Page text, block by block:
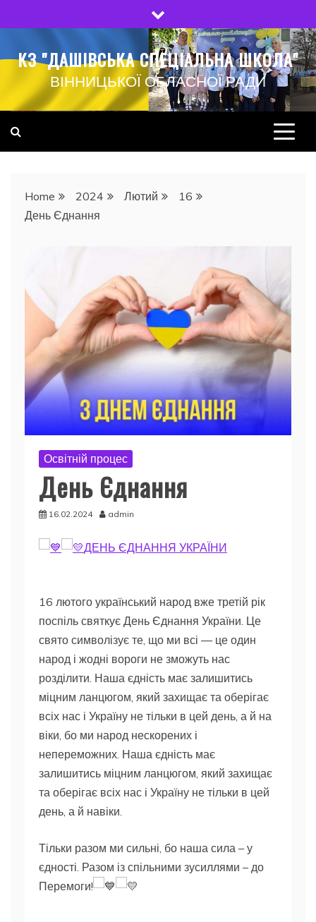
to
КЗ "ДАШІВСЬКА СПЕЦІАЛЬНА ШКОЛА"
ВІННИЦЬКОЇ ОБЛАСНОЇ РАДИ
Home 2024 Лютий
16
День Єднання
Освітній процес
День Єднання
16.02.2024 admin
ДЕНЬ ЄДНАННЯ УКРАЇНИ
16 лютого український народ вже третій рік
поспіль святкує День Єднання України. Це
свято символізує те, що ми всі — це один
народ і жодні вороги не зможуть нас
розділити. Наша єдність має залишитись
міцним ланцюгом, який захищає та оберігає
всіх нас і Україну не тільки в цей день, а й на
віки, бо ми народ нескорених і
непереможних. Наша єдність має
залишитись міцним ланцюгом, який захищає
та оберігає всіх нас і Україну не тільки в цей
день, а й навіки.
Тільки разом ми сильні, бо наша сила – у
єдності. Разом із спільними зусиллями – до
Перемоги!